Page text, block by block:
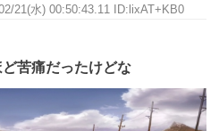
21(水) 00:50:43.11 ID:lixAT+KB0
苦痛だったけどな